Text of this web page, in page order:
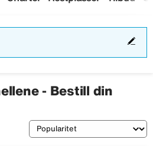
- Bestill din
Sortering